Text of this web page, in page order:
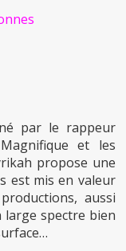
par le rappeur
et les
propose une
est mis en valeur
aussi
large spectre bien